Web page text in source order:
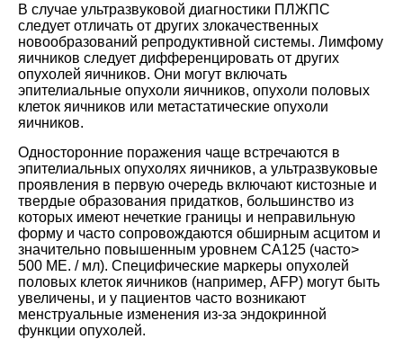
В случае ультразвуковой диагностики ПЛЖПС
следует отличать от других злокачественных
новообразований репродуктивной системы. Лимфому
яичников следует дифференцировать от других
опухолей яичников. Они могут включать
эпителиальные опухоли яичников, опухоли половых
клеток яичников или метастатические опухоли
яичников.
Односторонние поражения чаще встречаются в
эпителиальных опухолях яичников, а ультразвуковые
проявления в первую очередь включают кистозные и
твердые образования придатков, большинство из
которых имеют нечеткие границы и неправильную
форму и часто сопровождаются обширным асцитом и
значительно повышенным уровнем CA125 (часто>
500 МЕ. / мл). Специфические маркеры опухолей
половых клеток яичников (например, AFP) могут быть
увеличены, и у пациентов часто возникают
менструальные изменения из-за эндокринной
функции опухолей.